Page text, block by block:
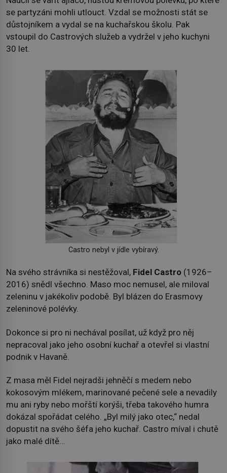
se partyzáni mohli utlouct. Vzdal se možnosti stát se
důstojníkem a vydal se na kuchařskou školu. Pak
vstoupil do Castrových služeb a vydržel v jeho kuchyni
30 let.
Castro nebyl v jídle vybíravý.
Na svého strávníka si nestěžoval, Fidel Castro (1926–
2016) snědl všechno. Maso moc nemusel, ale miloval
zeleninu v jakékoliv podobě. Byl blázen do Erasmovy
zeleninové polévky.
Dokonce si pro ni nechával posílat, už když pro něj
nepracoval jako jeho osobní kuchař a otevřel si vlastní
podnik v Havaně.
Z masa měl Fidel nejradši jehněčí s medem nebo
kokosovým mlékem, marinované pečené sele a nevadily
mu ani ryby nebo mořští korýši, třeba takového humra
dokázal spořádat celého. „Byl milý jako otec,“ nedal
dopustit na svého šéfa jeho kuchař. Castro míval i chutě
jako malé dítě…